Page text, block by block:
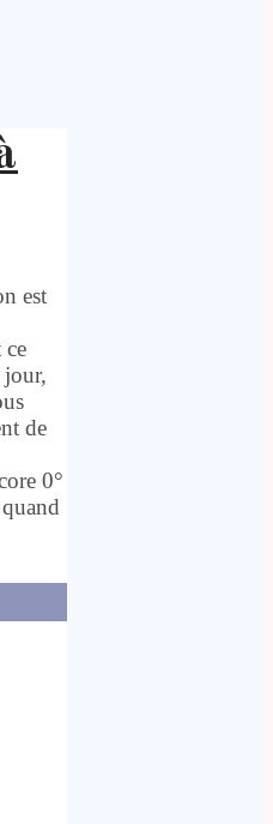
est
ce
jour,
de
0°